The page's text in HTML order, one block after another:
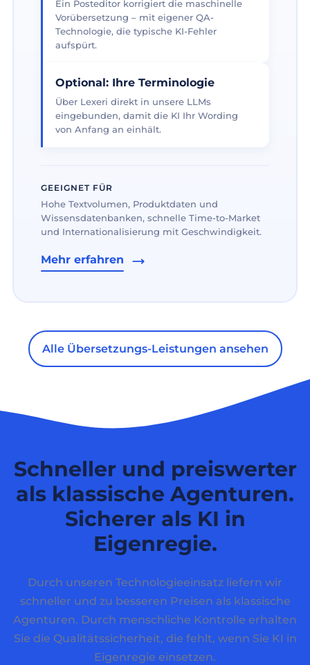
Ein Posteditor korrigiert die maschinelle
Vorübersetzung – mit eigener QA-
Technologie, die typische KI-Fehler
aufspürt.
Optional: Ihre Terminologie
Über Lexeri direkt in unsere LLMs
eingebunden, damit die KI Ihr Wording
von Anfang an einhält.
GEEIGNET FÜR
Hohe Textvolumen, Produktdaten und
Wissensdatenbanken, schnelle Time-to-Market
und Internationalisierung mit Geschwindigkeit.
Mehr erfahren
Alle Übersetzungs-Leistungen ansehen
Schneller und preiswerter
als klassische Agenturen.
Sicherer als KI in
Eigenregie.
Durch unseren Technologieeinsatz liefern wir
schneller und zu besseren Preisen als klassische
Agenturen. Durch menschliche Kontrolle erhalten
Sie die Qualitätssicherheit, die fehlt, wenn Sie KI in
Eigenregie einsetzen.